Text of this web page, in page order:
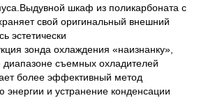
шкаф из поликарбоната с
свой оригинальный внешний
эстетически
зонда охлаждения «наизнанку»,
диапазоне съемных охладителей
более эффективный метод
и устранение конденсации